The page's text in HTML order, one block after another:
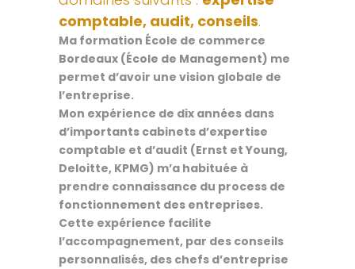
comptable, audit, conseils.
Ma formation École de commerce
Bordeaux (École de Management) me
permet d’avoir une vision globale de
l’entreprise.
Mon expérience de dix années dans
d’importants cabinets d’expertise
comptable et d’audit (Ernst et Young,
Deloitte, KPMG) m’a habituée à
prendre connaissance du process de
fonctionnement des entreprises.
Cette expérience facilite
l’accompagnement, par des conseils
personnalisés, des chefs d’entreprise